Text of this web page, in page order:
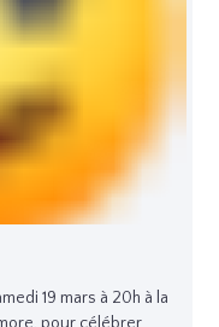
19 mars à 20h à la